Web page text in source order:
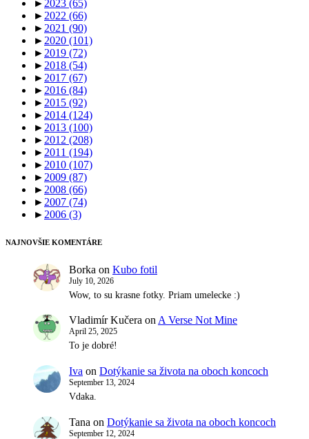
► 2023 (65)
► 2022 (66)
► 2021 (90)
► 2020 (101)
► 2019 (72)
► 2018 (54)
► 2017 (67)
► 2016 (84)
► 2015 (92)
► 2014 (124)
► 2013 (100)
► 2012 (208)
► 2011 (194)
► 2010 (107)
► 2009 (87)
► 2008 (66)
► 2007 (74)
► 2006 (3)
NAJNOVŠIE KOMENTÁRE
Borka on Kubo fotil
July 10, 2026
Wow, to su krasne fotky. Priam umelecke :)
Vladimír Kučera on A Verse Not Mine
April 25, 2025
To je dobré!
Iva on Dotýkanie sa života na oboch koncoch
September 13, 2024
Vdaka.
Tana on Dotýkanie sa života na oboch koncoch
September 12, 2024